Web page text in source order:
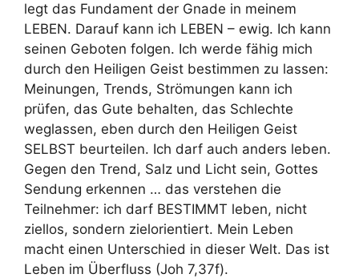
legt das Fundament der Gnade in meinem
LEBEN. Darauf kann ich LEBEN – ewig. Ich kann
seinen Geboten folgen. Ich werde fähig mich
durch den Heiligen Geist bestimmen zu lassen:
Meinungen, Trends, Strömungen kann ich
prüfen, das Gute behalten, das Schlechte
weglassen, eben durch den Heiligen Geist
SELBST beurteilen. Ich darf auch anders leben.
Gegen den Trend, Salz und Licht sein, Gottes
Sendung erkennen … das verstehen die
Teilnehmer: ich darf BESTIMMT leben, nicht
ziellos, sondern zielorientiert. Mein Leben
macht einen Unterschied in dieser Welt. Das ist
Leben im Überfluss (Joh 7,37f).